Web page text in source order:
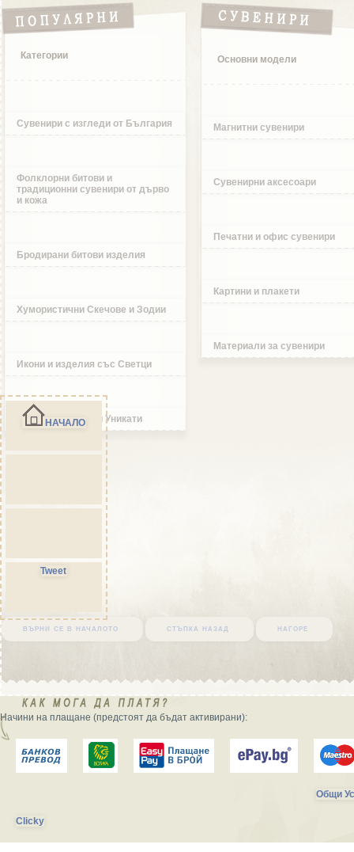
Категории
Сувенири с изгледи от България
Фолклорни битови и
традиционни сувенири от дърво
и кожа
Бродирани битови изделия
Хумористични Скечове и Зодии
Икони и изделия със Светци
Ръчно изработени Уникати
Основни модели
Магнитни сувенири
Сувенирни аксесоари
Печатни и офис сувенири
Картини и плакети
Материали за сувенири
върни се в началото стъпка назад нагоре
Начини на плащане (предстоят да бъдат активирани):
Общи
Clicky
НАЧАЛО
Tweet